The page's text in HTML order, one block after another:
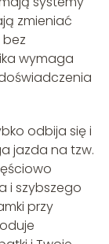
zmieniać
bez
wymaga
odbija się i
jazda na tzw.
i szybszego
przy